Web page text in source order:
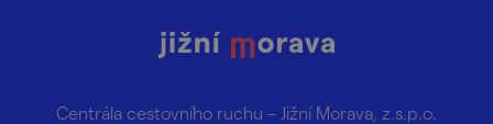
Centrála cestovního ruchu – Jižní Morava, z.s.p.o.